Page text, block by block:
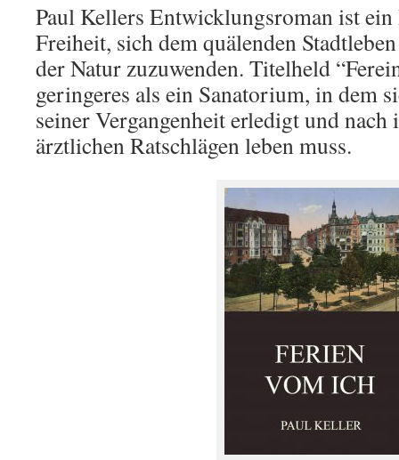
Paul Kellers Entwicklungsroman ist
Freiheit, sich dem quälenden
der Natur zuzuwenden. Titelheld
geringeres als ein Sanatorium, in dem
seiner Vergangenheit erledigt und
ärztlichen Ratschlägen leben muss.